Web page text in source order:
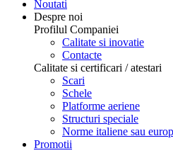
Noutati
Despre noi
Profilul Companiei
Calitate si inovatie
Contacte
Calitate si certificari / atestari
Scari
Schele
Platforme aeriene
Structuri speciale
Norme italiene sau
Promotii